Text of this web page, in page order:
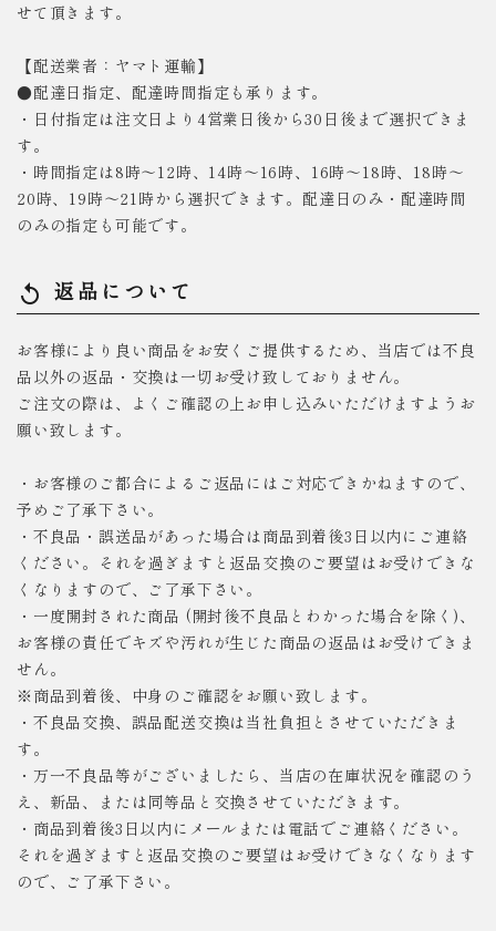
せて頂きます。
【配送業者：ヤマト運輸】
●配達日指定、配達時間指定も承ります。
・日付指定は注文日より4営業日後から30日後まで選択できま
す。
・時間指定は8時～12時、14時～16時、16時～18時、18時～
20時、19時～21時から選択できます。配達日のみ・配達時間
のみの指定も可能です。
replay 返品について
お客様により良い商品をお安くご提供するため、当店では不良
品以外の返品・交換は一切お受け致しておりません。
ご注文の際は、よくご確認の上お申し込みいただけますようお
願い致します。
・お客様のご都合によるご返品にはご対応できかねますので、
予めご了承下さい。
・不良品・誤送品があった場合は商品到着後3日以内にご連絡
ください。それを過ぎますと返品交換のご要望はお受けできな
くなりますので、ご了承下さい。
・一度開封された商品 (開封後不良品とわかった場合を除く)、
お客様の責任でキズや汚れが生じた商品の返品はお受けできま
せん。
※商品到着後、中身のご確認をお願い致します。
・不良品交換、誤品配送交換は当社負担とさせていただきま
す。
・万一不良品等がございましたら、当店の在庫状況を確認のう
え、新品、または同等品と交換させていただきます。
・商品到着後3日以内にメールまたは電話でご連絡ください。
それを過ぎますと返品交換のご要望はお受けできなくなります
ので、ご了承下さい。